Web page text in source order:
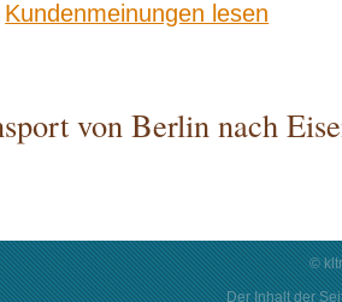
©
Der Inhalt der